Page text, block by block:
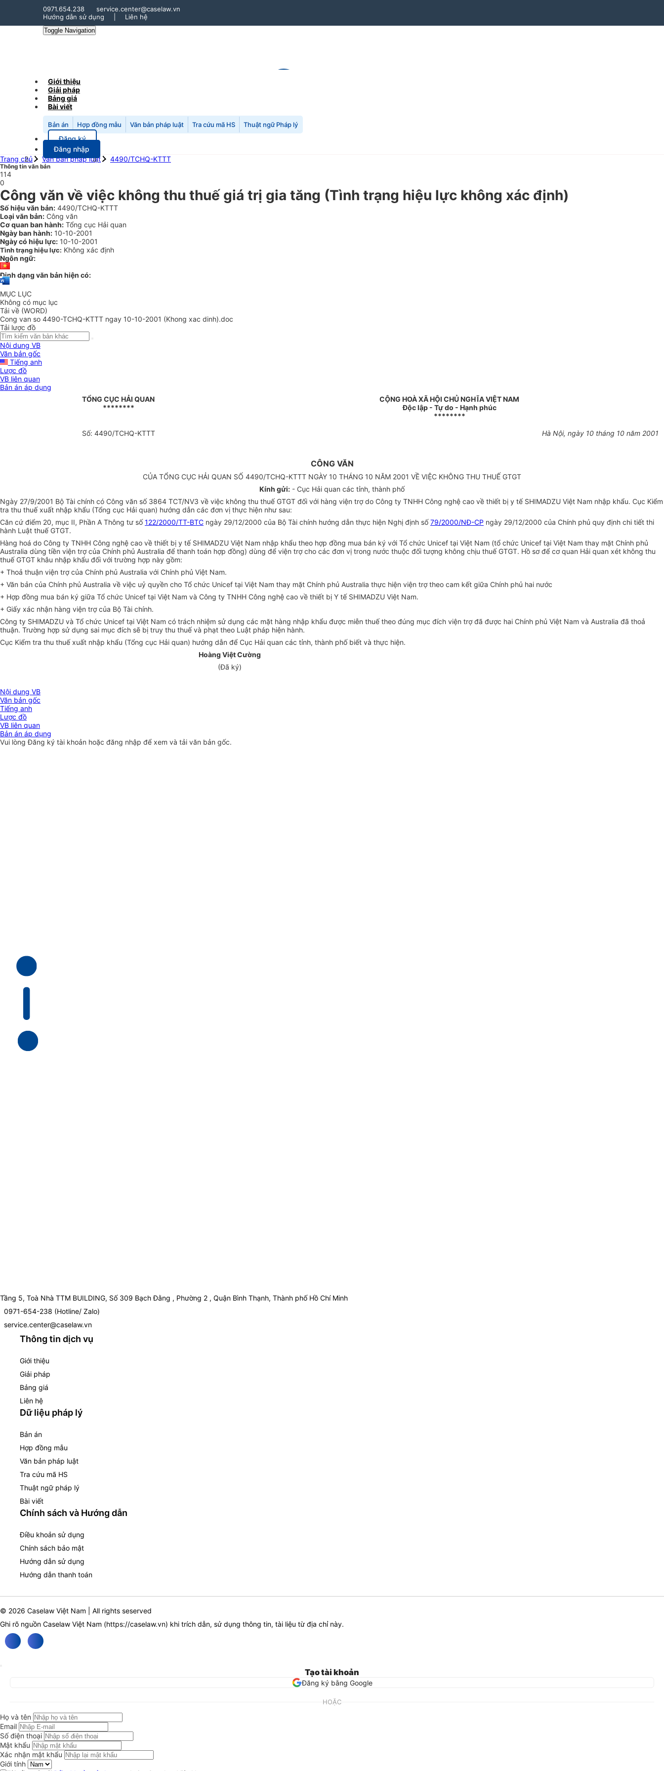
0971.654.238
service.center@caselaw.vn
Hướng dẫn sử dụng
Liên hệ
Toggle Navigation
Giới thiệu
Giải pháp
Bảng giá
Bài viết
Bản án Hợp đồng mẫu Văn bản pháp luật Tra cứu mã HS Thuật ngữ Pháp lý
Đăng ký
Đăng nhập
Trang chủ
Văn bản pháp luật 4490/TCHQ-KTTT
Thông tin văn bản
114
0
Công văn về việc không thu thuế giá trị gia tăng (Tình trạng hiệu lực không xác định)
Số hiệu văn bản: 4490/TCHQ-KTTT
Loại văn bản: Công văn
Cơ quan ban hành: Tổng cục Hải quan
Ngày ban hành: 10-10-2001
Ngày có hiệu lực: 10-10-2001
Tình trạng hiệu lực: Không xác định
Ngôn ngữ:
Định dạng văn bản hiện có:
MỤC LỤC
Không có mục lục
Tải về (WORD)
Cong van so 4490-TCHQ-KTTT ngay 10-10-2001 (Khong xac dinh).doc
Tải lược đồ
Nội dung VB
Văn bản gốc
Tiếng anh
Lược đồ
VB liên quan
Bản án áp dụng
TỔNG CỤC HẢI QUAN
********
CỘNG HOÀ XÃ HỘI CHỦ NGHĨA VIỆT NAM
Độc lập - Tự do - Hạnh phúc
********
Số: 4490/TCHQ-KTTT Hà Nội, ngày 10 tháng 10 năm 2001
CÔNG VĂN
CỦA TỔNG CỤC HẢI QUAN SỐ 4490/TCHQ-KTTT NGÀY 10 THÁNG 10 NĂM 2001 VỀ VIỆC KHÔNG THU THUẾ GTGT
Kính gửi: - Cục Hải quan các tỉnh, thành phố
Ngày 27/9/2001 Bộ Tài chính có Công văn số 3864 TCT/NV3 về việc không thu thuế GTGT đối với hàng viện trợ do Công ty TNHH Công nghệ cao về thiết bị y tế SHIMADZU Việt Nam nhập khẩu. Cục Kiểm
tra thu thuế xuất nhập khẩu (Tổng cục Hải quan) hướng dẫn các đơn vị thực hiện như sau:
Căn cứ điểm 20, mục II, Phần A Thông tư số122/2000/TT-BTC ngày 29/12/2000 của Bộ Tài chính hướng dẫn thực hiện Nghị định số79/2000/NĐ-CP ngày 29/12/2000 của Chính phủ quy định chi tiết thi
hành Luật thuế GTGT.
Hàng hoá do Công ty TNHH Công nghệ cao về thiết bị y tế SHIMADZU Việt Nam nhập khẩu theo hợp đồng mua bán ký với Tổ chức Unicef tại Việt Nam (tổ chức Unicef tại Việt Nam thay mặt Chính phủ
Australia dùng tiền viện trợ của Chính phủ Australia để thanh toán hợp đồng) dùng để viện trợ cho các đơn vị trong nước thuộc đối tượng không chịu thuế GTGT. Hồ sơ để cơ quan Hải quan xét không thu
thuế GTGT khâu nhập khẩu đối với trường hợp này gồm:
+ Thoả thuận viện trợ của Chính phủ Australia với Chính phủ Việt Nam.
+ Văn bản của Chính phủ Australia về việc uỷ quyền cho Tổ chức Unicef tại Việt Nam thay mặt Chính phủ Australia thực hiện viện trợ theo cam kết giữa Chính phủ hai nước
+ Hợp đồng mua bán ký giữa Tổ chức Unicef tại Việt Nam và Công ty TNHH Công nghệ cao về thiết bị Y tế SHIMADZU Việt Nam.
+ Giấy xác nhận hàng viện trợ của Bộ Tài chính.
Công ty SHIMADZU và Tổ chức Unicef tại Việt Nam có trách nhiệm sử dụng các mặt hàng nhập khẩu được miễn thuế theo đúng mục đích viện trợ đã được hai Chính phủ Việt Nam và Australia đã thoả
thuận. Trường hợp sử dụng sai mục đích sẽ bị truy thu thuế và phạt theo Luật pháp hiện hành.
Cục Kiểm tra thu thuế xuất nhập khẩu (Tổng cục Hải quan) hướng dẫn để Cục Hải quan các tỉnh, thành phố biết và thực hiện.
Hoàng Việt Cường
(Đã ký)
Nội dung VB
Văn bản gốc
Tiếng anh
Lược đồ
VB liên quan
Bản án áp dụng
Vui lòngĐăng ký tài khoản hoặc đăng nhập để xem và tải văn bản gốc.
Tầng 5, Toà Nhà TTM BUILDING, Số 309 Bạch Đằng , Phường 2 , Quận Bình Thạnh, Thành phố Hồ Chí Minh
0971-654-238 (Hotline/ Zalo)
service.center@caselaw.vn
Thông tin dịch vụ
Giới thiệu
Giải pháp
Bảng giá
Liên hệ
Dữ liệu pháp lý
Bản án
Hợp đồng mẫu
Văn bản pháp luật
Tra cứu mã HS
Thuật ngữ pháp lý
Bài viết
Chính sách và Hướng dẫn
Điều khoản sử dụng
Chính sách bảo mật
Hướng dẫn sử dụng
Hướng dẫn thanh toán
© 2026 Caselaw Việt Nam | All rights seserved
Ghi rõ nguồn Caselaw Việt Nam (https://caselaw.vn) khi trích dẫn, sử dụng thông tin, tài liệu từ địa chỉ này.
Tạo tài khoản
Đăng ký bằng Google
HOẶC
Họ và tên
Email
Số điện thoại
Mật khẩu
Xác nhận mật khẩu
Giới tính